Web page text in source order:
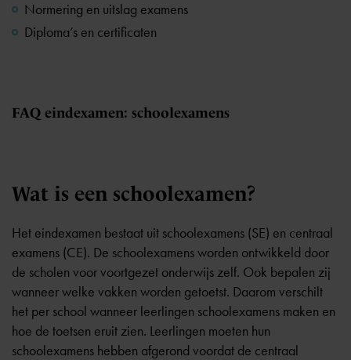
Normering en uitslag examens
Diploma’s en certificaten
FAQ eindexamen: schoolexamens
Wat is een schoolexamen?
Het eindexamen bestaat uit schoolexamens (SE) en centraal
examens (CE). De schoolexamens worden ontwikkeld door
de scholen voor voortgezet onderwijs zelf. Ook bepalen zij
wanneer welke vakken worden getoetst. Daarom verschilt
het per school wanneer leerlingen schoolexamens maken en
hoe de toetsen eruit zien. Leerlingen moeten hun
schoolexamens hebben afgerond voordat de centraal